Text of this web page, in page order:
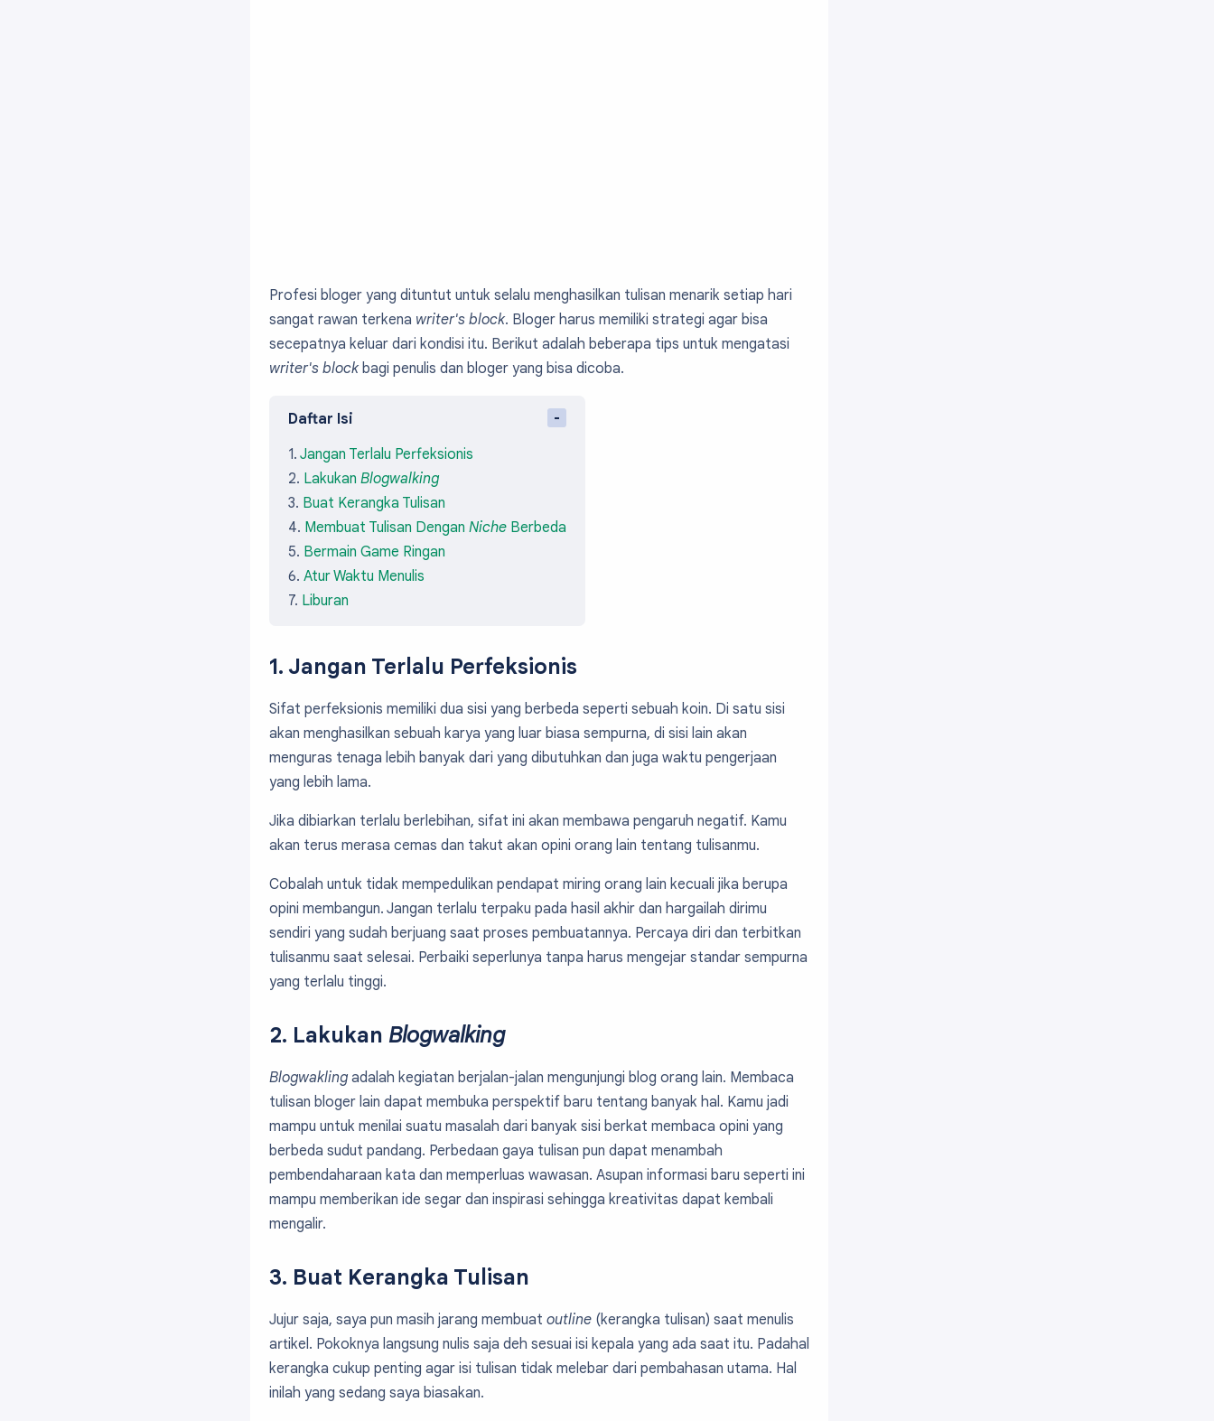
Profesi bloger yang dituntut untuk selalu menghasilkan tulisan menarik setiap hari
sangat rawan terkena writer's block. Bloger harus memiliki strategi agar bisa
secepatnya keluar dari kondisi itu. Berikut adalah beberapa tips untuk mengatasi
writer's blockbagi penulis dan bloger yang bisa dicoba.
Daftar Isi
Jangan Terlalu Perfeksionis
Lakukan Blogwalking
Buat Kerangka Tulisan
Membuat Tulisan Dengan Niche Berbeda
Bermain Game Ringan
Atur Waktu Menulis
Liburan
1. Jangan Terlalu Perfeksionis
Sifat perfeksionis memiliki dua sisi yang berbeda seperti sebuah koin. Di satu sisi
akan menghasilkan sebuah karya yang luar biasa sempurna, di sisi lain akan
menguras tenaga lebih banyak dari yang dibutuhkan dan juga waktu pengerjaan
yang lebih lama.
Jika dibiarkan terlalu berlebihan, sifat ini akan membawa pengaruh negatif. Kamu
akan terus merasa cemas dan takut akan opini orang lain tentang tulisanmu.
Cobalah untuk tidak mempedulikan pendapat miring orang lain kecuali jika berupa
opini membangun. Jangan terlalu terpaku pada hasil akhir dan hargailah dirimu
sendiri yang sudah berjuang saat proses pembuatannya. Percaya diri dan terbitkan
tulisanmu saat selesai. Perbaiki seperlunya tanpa harus mengejar standar sempurna
yang terlalu tinggi.
2. Lakukan Blogwalking
Blogwakling adalah kegiatan berjalan-jalan mengunjungi blog orang lain. Membaca
tulisan bloger lain dapat membuka perspektif baru tentang banyak hal. Kamu jadi
mampu untuk menilai suatu masalah dari banyak sisi berkat membaca opini yang
berbeda sudut pandang. Perbedaan gaya tulisan pun dapat menambah
pembendaharaan kata dan memperluas wawasan. Asupan informasi baru seperti ini
mampu memberikan ide segar dan inspirasi sehingga kreativitas dapat kembali
mengalir.
3. Buat Kerangka Tulisan
Jujur saja, saya pun masih jarang membuat outline (kerangka tulisan) saat menulis
artikel. Pokoknya langsung nulis saja deh sesuai isi kepala yang ada saat itu. Padahal
kerangka cukup penting agar isi tulisan tidak melebar dari pembahasan utama. Hal
inilah yang sedang saya biasakan.